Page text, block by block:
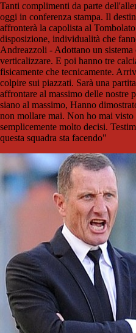
Tanti complimenti da parte
oggi in conferenza stampa. Il
affronterà la capolista al
disposizione, individualità che
Andreazzoli - Adottano un
verticalizzare. E poi hanno tre
fisicamente che tecnicamente.
colpire sui piazzati. Sarà una
affrontare al massimo delle nostre
siano al massimo, Hanno
non mollare mai. Non ho mai visto
semplicemente molto decisi.
questa squadra sta facendo"